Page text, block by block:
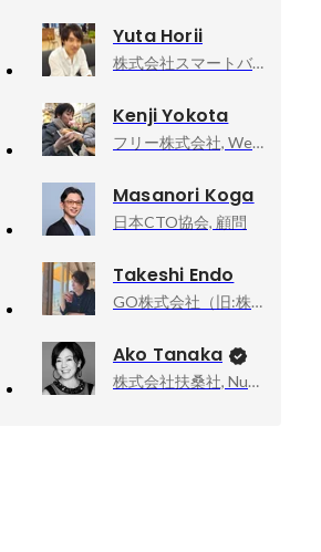
Yuta Horii
株式会社スマートバンク, Co-Founder CTO
Kenji Yokota
フリー株式会社, Webアプリケーションエンジニア／札幌支社長
Masanori Koga
日本CTO協会, 顧問
Takeshi Endo
GO株式会社（旧:株式会社Mobility Technologies）, ProductDesigner / プロダクトマネジメント本部 プロダクトデザイングループ
Ako Tanaka
株式会社扶桑社, Numéro TOKYO編集長